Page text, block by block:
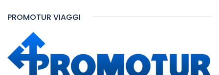
PROMOTUR VIAGGI